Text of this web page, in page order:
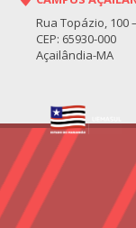
Rua Topázio, 100
CEP: 65930-000
Açailândia-MA